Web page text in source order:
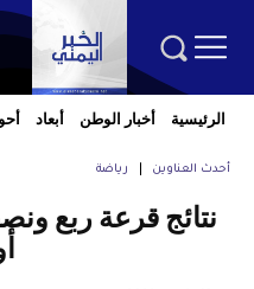
الرئيسية أخبار الوطن أبعاد
أحدث العناوين رياضة
نتائج قرعة ربع